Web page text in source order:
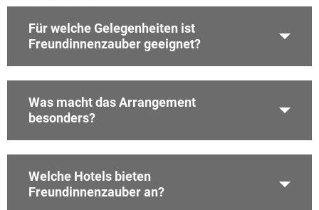
Für welche Gelegenheiten ist
Freundinnenzauber geeignet?
Was macht das Arrangement
besonders?
Welche Hotels bieten
Freundinnenzauber an?